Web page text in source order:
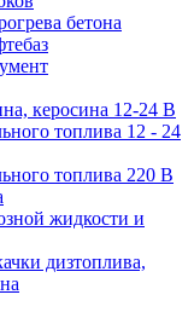
бетона
керосина 12-24 В
топлива 12 - 24
топлива 220 В
жидкости и
дизтоплива,